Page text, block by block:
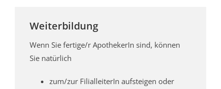
Weiterbildung
Wenn Sie fertige/r ApothekerIn sind, können
Sie natürlich
zum/zur FilialleiterIn aufsteigen oder